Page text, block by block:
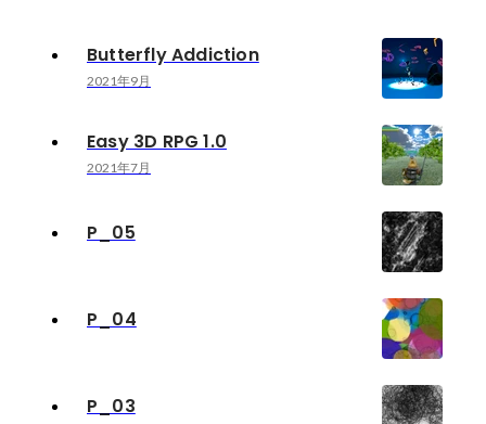
Butterfly Addiction
2021年9月
Easy 3D RPG 1.0
2021年7月
P_05
P_04
P_03